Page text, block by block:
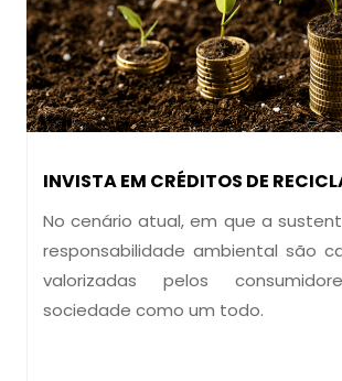
INVISTA EM CRÉDITOS DE
No cenário atual, em que a
responsabilidade ambiental são
valorizadas pelos
sociedade como um todo.